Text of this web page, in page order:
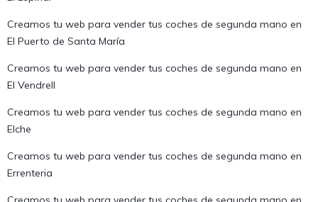
Creamos tu web para vender tus coches de segunda mano en
El Puerto de Santa María
Creamos tu web para vender tus coches de segunda mano en
El Vendrell
Creamos tu web para vender tus coches de segunda mano en
Elche
Creamos tu web para vender tus coches de segunda mano en
Errenteria